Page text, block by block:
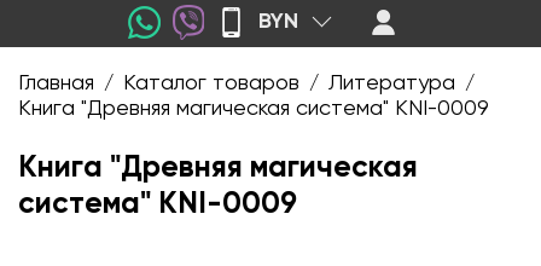
BYN
Главная / Каталог товаров / Литература /
Книга "Древняя магическая система" KNI-0009
Книга "Древняя магическая
система" KNI-0009